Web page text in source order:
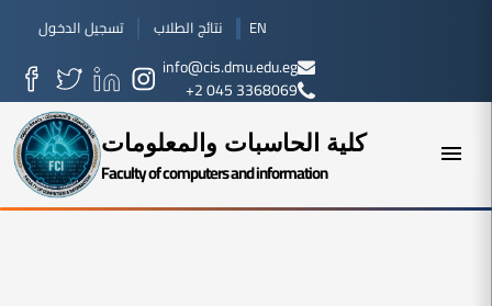
تسجيل الدخول نتائج الطلاب EN
info@cis.dmu.edu.eg
+2 045 3368069
كلية الحاسبات والمعلومات
Faculty of computers and information